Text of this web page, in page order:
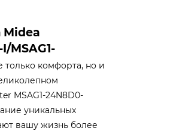
Midea
MSAG1-
комфорта, но и
MSAG1-24N8D0-
уникальных
вашу жизнь более